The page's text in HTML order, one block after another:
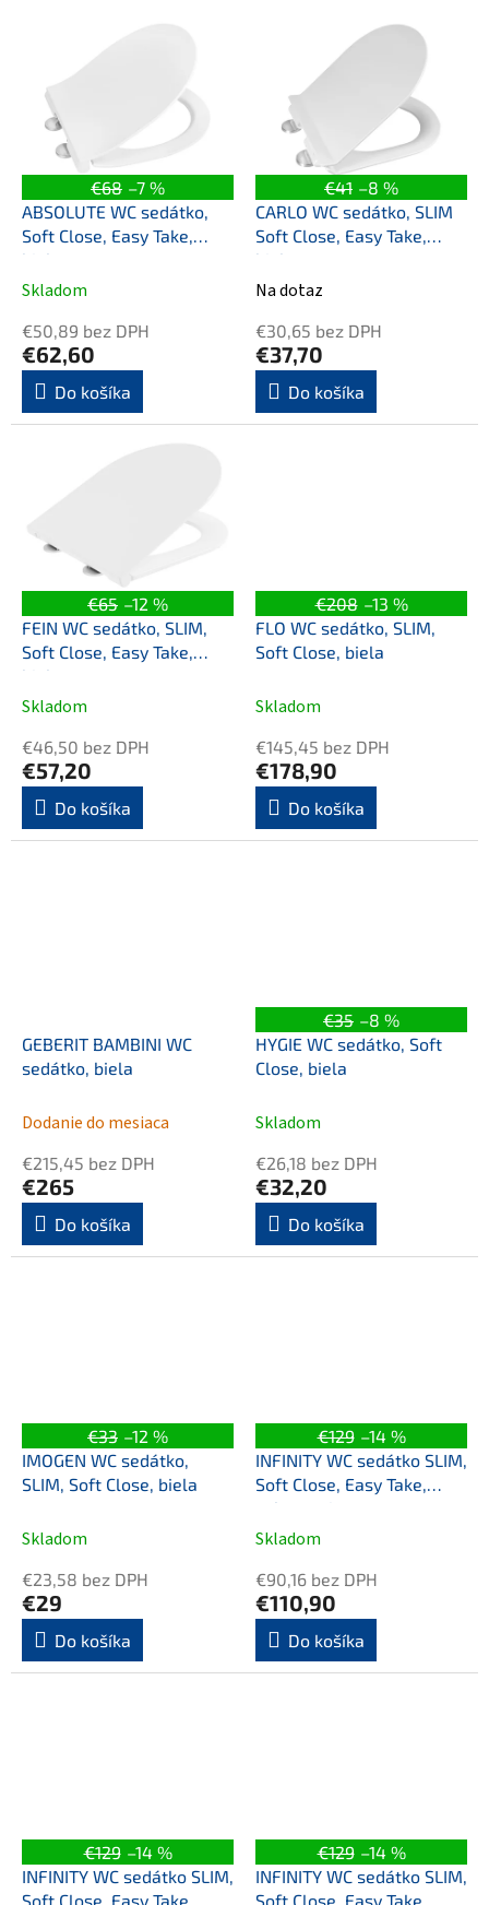
€68 –7 %
ABSOLUTE WC sedátko,
Soft Close, Easy Take,
biela
Skladom
€50,89 bez DPH
€62,60
Do košíka
€41 –8 %
CARLO WC sedátko, SLIM
Soft Close, Easy Take,
biela
Na dotaz
€30,65 bez DPH
€37,70
Do košíka
€65 –12 %
FEIN WC sedátko, SLIM,
Soft Close, Easy Take,
biela
Skladom
€46,50 bez DPH
€57,20
Do košíka
€208 –13 %
FLO WC sedátko, SLIM,
Soft Close, biela
Skladom
€145,45 bez DPH
€178,90
Do košíka
GEBERIT BAMBINI WC
sedátko, biela
Dodanie do mesiaca
€215,45 bez DPH
€265
Do košíka
€35 –8 %
HYGIE WC sedátko, Soft
Close, biela
Skladom
€26,18 bez DPH
€32,20
Do košíka
€33 –12 %
IMOGEN WC sedátko,
SLIM, Soft Close, biela
Skladom
€23,58 bez DPH
€29
Do košíka
€129 –14 %
INFINITY WC sedátko SLIM,
Soft Close, Easy Take,
zelena mint
Skladom
€90,16 bez DPH
€110,90
Do košíka
€129 –14 %
INFINITY WC sedátko SLIM,
Soft Close, Easy Take,
€129 –14 %
INFINITY WC sedátko SLIM,
Soft Close, Easy Take,